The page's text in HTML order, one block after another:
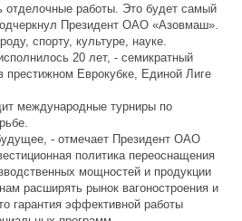
отделочные работы. Это будет самый
Президент ОАО «Азовмаш».
спорту, культуре, науке.
20 лет, - семикратный
престижном Еврокубке, Единой Лиге
международные турниры по
- отмечает Президент ОАО
политика переоснащения
мощностей и продукции
расширять рынок вагоностроения и
гарантия эффективной работы